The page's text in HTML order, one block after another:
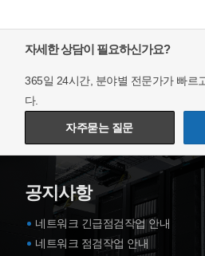
자세한 상담이 필요하신가요?
365일 24시간, 분야별 전문가가 빠르
다.
자주묻는 질문
공지사항
네트워크 긴급점검작업 안내
네트워크 점검작업 안내